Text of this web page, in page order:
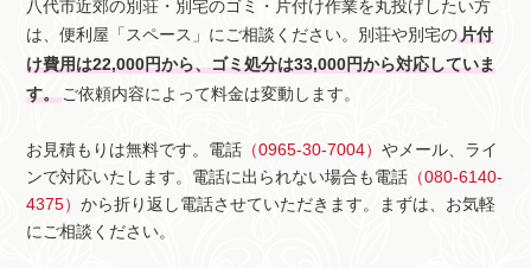
八代市近郊の別荘・別宅のゴミ・片付け作業を丸投げしたい方
は、便利屋「スペース」にご相談ください。別荘や別宅の片付
け費用は22,000円から、ゴミ処分は33,000円から対応していま
す。ご依頼内容によって料金は変動します。
お見積もりは無料です。電話 （0965-30-7004）やメール、ライ
ンで対応いたします。電話に出られない場合も電話 （080-6140-
4375）から折り返し電話させていただきます。まずは、お気軽
にご相談ください。